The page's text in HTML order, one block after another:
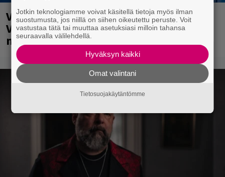
Valtava Yle 100 vuotta -tapahtuma
Veikkaus Arenalla syyskuussa – muista
myös metalliklassikot-konsertti
Jotkin teknologiamme voivat käsitellä tietoja myös ilman
suostumusta, jos niillä on siihen oikeutettu peruste. Voit
vastustaa tätä tai muuttaa asetuksiasi milloin tahansa
seuraavalla välilehdellä.
Hyväksyn kaikki
Omat valintani
Tietosuojakäytäntömme